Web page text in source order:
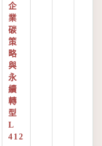
企
業
碳
策
略
與
永
續
轉
型
L
412